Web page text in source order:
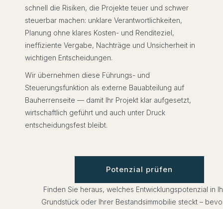
schnell die Risiken, die Projekte teuer und schwer
steuerbar machen: unklare Verantwortlichkeiten,
Planung ohne klares Kosten- und Renditeziel,
ineffiziente Vergabe, Nachträge und Unsicherheit in
wichtigen Entscheidungen.
Wir übernehmen diese Führungs- und
Steuerungsfunktion als externe Bauabteilung auf
Bauherrenseite — damit Ihr Projekt klar aufgesetzt,
wirtschaftlich geführt und auch unter Druck
entscheidungsfest bleibt.
Potenzial prüfen
Finden Sie heraus, welches Entwicklungspotenzial in
Grundstück oder Ihrer Bestandsimmobilie steckt –